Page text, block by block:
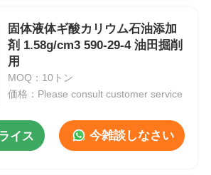
固体液体ギ酸カリウム石油添加
剤 1.58g/cm3 590-29-4 油田掘削
用
MOQ：10トン
価格：Please consult customer service
イス 今雑談しなさい